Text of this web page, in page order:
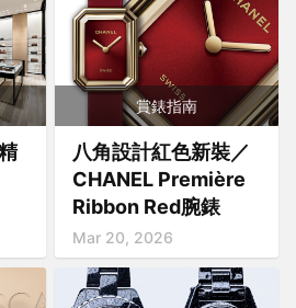
賞錶指南
八角設計紅色新裝／
CHANEL Première
Ribbon Red腕錶
Mar 20, 2026